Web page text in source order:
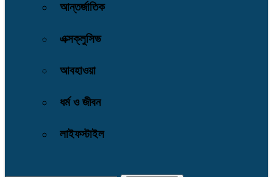
আন্তর্জাতিক
এক্সক্লুসিভ
আবহাওয়া
ধর্ম ও জীবন
লাইফস্টাইল